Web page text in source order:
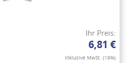
Ihr Preis:
6,81 €
Inklusive MwSt. (19%)